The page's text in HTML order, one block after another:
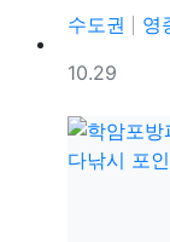
수도권
영
등록일
10.29